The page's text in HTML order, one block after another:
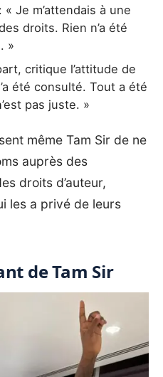
Je m’attendais à une
droits. Rien n’a été
»
critique l’attitude de
été consulté. Tout a été
pas juste. »
même Tam Sir de ne
auprès des
droits d’auteur,
les a privé de leurs
de Tam Sir